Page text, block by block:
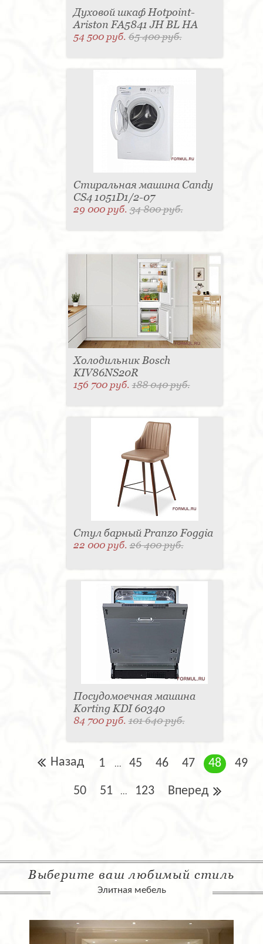
Духовой шкаф Hotpoint-
Ariston FA5841 JH BL HA
54 500 руб.65 400 руб.
Стиральная машина Candy
CS4 1051D1/2-07
29 000 руб.34 800 руб.
Холодильник Bosch
KIV86NS20R
156 700 руб.188 040 руб.
Стул барный Pranzo Foggia
22 000 руб.26 400 руб.
Посудомоечная машина
Korting KDI 60340
84 700 руб.101 640 руб.
Назад 1 ... 45 46 47 48 49
50 51 ... 123 Вперед
Выберите ваш любимый стиль
Элитная мебель